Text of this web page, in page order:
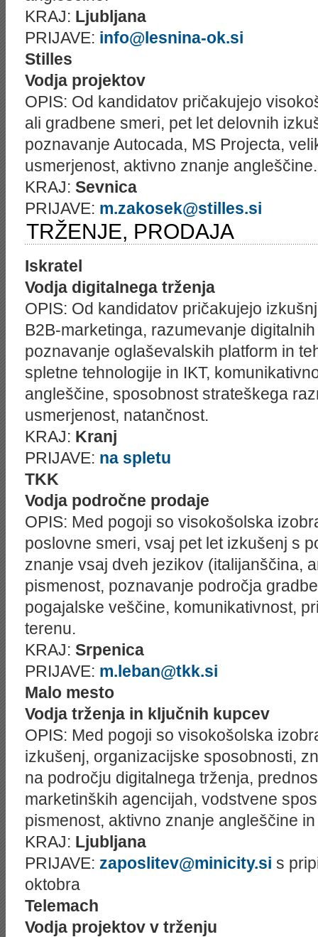
KRAJ: Ljubljana
PRIJAVE: info@lesnina-ok.si
Stilles
Vodja projektov
OPIS: Od kandidatov pričakujejo
ali gradbene smeri, pet let delovnih
poznavanje Autocada, MS Projecta,
usmerjenost, aktivno znanje angleščine.
KRAJ: Sevnica
PRIJAVE: m.zakosek@stilles.si
TRŽENJE, PRODAJA
Iskratel
Vodja digitalnega trženja
OPIS: Od kandidatov pričakujejo
B2B-marketinga, razumevanje
poznavanje oglaševalskih platform in
spletne tehnologije in IKT,
angleščine, sposobnost strateškega
usmerjenost, natančnost.
KRAJ: Kranj
PRIJAVE: na spletu
TKK
Vodja področne prodaje
OPIS: Med pogoji so visokošolska
poslovne smeri, vsaj pet let izkušenj s
znanje vsaj dveh jezikov (italijanščina,
pismenost, poznavanje področja
pogajalske veščine, komunikativnost,
terenu.
KRAJ: Srpenica
PRIJAVE: m.leban@tkk.si
Malo mesto
Vodja trženja in ključnih kupcev
OPIS: Med pogoji so visokošolska
izkušenj, organizacijske sposobnosti,
na področju digitalnega trženja,
marketinških agencijah, vodstvene
pismenost, aktivno znanje angleščine
KRAJ: Ljubljana
PRIJAVE: zaposlitev@minicity.si s
oktobra
Telemach
Vodja projektov v trženju